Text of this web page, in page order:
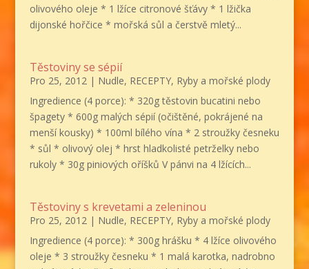
olivového oleje * 1 lžíce citronové šťávy * 1 lžička
dijonské hořčice * mořská sůl a čerstvě mletý...
Těstoviny se sépií
Pro 25, 2012| Nudle, RECEPTY, Ryby a mořské plody
Ingredience (4 porce): * 320g těstovin bucatini nebo
špagety * 600g malých sépií (očištěné, pokrájené na
menší kousky) * 100ml bílého vína * 2 stroužky česneku
* sůl * olivový olej * hrst hladkolisté petrželky nebo
rukoly * 30g piniových oříšků V pánvi na 4 lžících...
Těstoviny s krevetami a zeleninou
Pro 25, 2012| Nudle, RECEPTY, Ryby a mořské plody
Ingredience (4 porce): * 300g hrášku * 4 lžíce olivového
oleje * 3 stroužky česneku * 1 malá karotka, nadrobno